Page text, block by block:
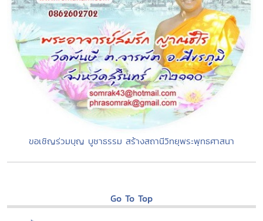
ขอเชิญร่วมบุญ บูชาธรรม สร้างสถานีวิทยุพระพุทธศาสนา
Go To Top